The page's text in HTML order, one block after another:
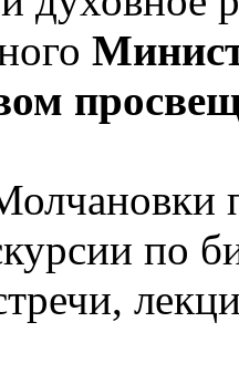
по